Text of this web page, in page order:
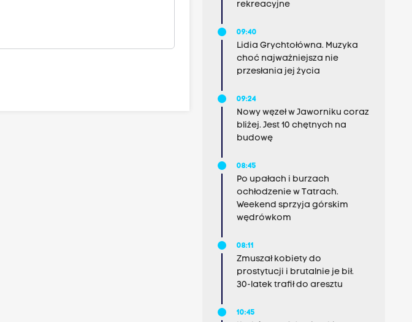
rekreacyjne
09:40
Lidia Grychtołówna. Muzyka
choć najważniejsza nie
przesłania jej życia
09:24
Nowy węzeł w Jaworniku coraz
bliżej. Jest 10 chętnych na
budowę
08:45
Po upałach i burzach
ochłodzenie w Tatrach.
Weekend sprzyja górskim
wędrówkom
08:11
Zmuszał kobiety do
prostytucji i brutalnie je bił.
30-latek trafił do aresztu
10:45